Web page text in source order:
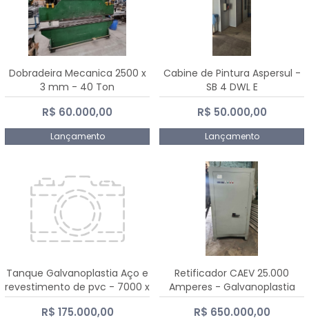
Dobradeira Mecanica 2500 x
3 mm - 40 Ton
R$ 60.000,00
Lançamento
Cabine de Pintura Aspersul -
SB 4 DWL E
R$ 50.000,00
Lançamento
Tanque Galvanoplastia Aço e
revestimento de pvc - 7000 x
2200 mm
R$ 175.000,00
Retificador CAEV 25.000
Amperes - Galvanoplastia
R$ 650.000,00